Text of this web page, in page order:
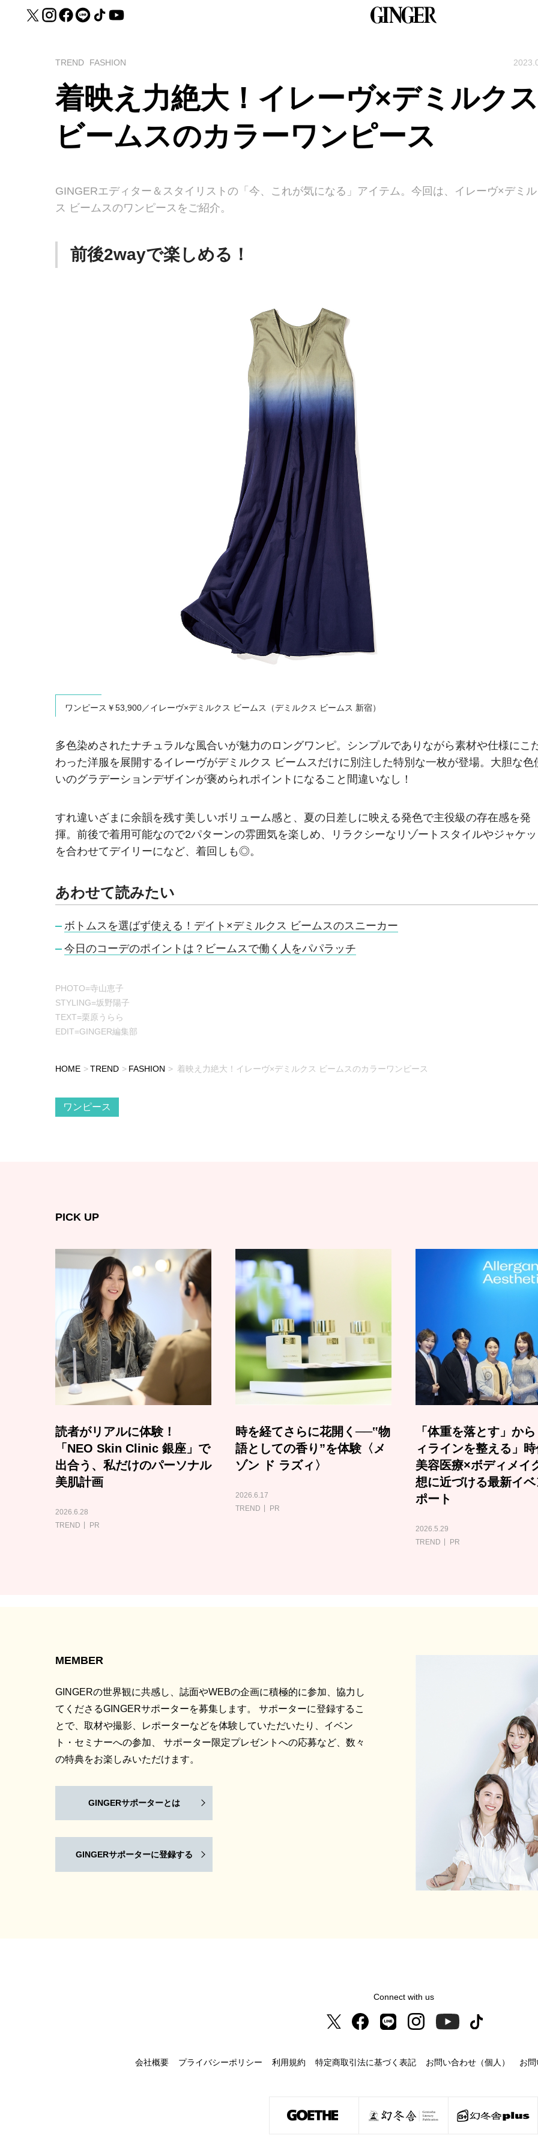
TREND FASHION
着映え力絶大！イレーヴ×デミルクス
ビームスのカラーワンピース
GINGERエディター＆スタイリストの「今、これが気になる」アイテム。今回は、イレーヴ×デミ
ス ビームスのワンピースをご紹介。
前後2wayで楽しめる！
ワンピース￥53,900／イレーヴ×デミルクス ビームス（デミルクス ビームス 新宿）
多色染めされたナチュラルな風合いが魅力のロングワンピ。シンプルでありながら素材や仕様にこ
わった洋服を展開するイレーヴがデミルクス ビームスだけに別注した特別な一枚が登場。大胆な色
いのグラデーションデザインが褒められポイントになること間違いなし！
すれ違いざまに余韻を残す美しいボリューム感と、夏の日差しに映える発色で主役級の存在感を発
揮。前後で着用可能なので2パターンの雰囲気を楽しめ、リラクシーなリゾートスタイルやジャケ
を合わせてデイリーになど、着回しも◎。
あわせて読みたい
ボトムスを選ばず使える！デイト×デミルクス ビームスのスニーカー
今日のコーデのポイントは？ビームスで働く人をパパラッチ
PHOTO=寺山恵子
STYLING=坂野陽子
TEXT=栗原うらら
EDIT=GINGER編集部
HOME TREND FASHION 着映え力絶大！イレーヴ×デミルクス ビームスのカラーワンピース
ワンピース
PICK UP
読者がリアルに体験！
「NEO Skin Clinic 銀座」で
出合う、私だけのパーソナル
美肌計画
2026.6.28
TREND
PR
時を経てさらに花開く──‟物
語としての香り”を体験〈メ
ゾン ド ラズィ〉
2026.6.17
TREND
PR
「体重を落とす」か
ィラインを整える」
美容医療×ボディメイ
想に近づける最新イ
ポート
2026.5.29
TREND
PR
MEMBER
GINGERの世界観に共感し、誌面やWEBの企画に積極的に参加、協力し
てくださるGINGERサポーターを募集します。 サポーターに登録するこ
とで、取材や撮影、レポーターなどを体験していただいたり、イベン
ト・セミナーへの参加、 サポーター限定プレゼントへの応募など、数々
の特典をお楽しみいただけます。
GINGERサポーターとは
GINGERサポーターに登録する
Connect with us
会社概要 プライバシーポリシー 利用規約 特定商取引法に基づく表記 お問い合わせ（個人） お